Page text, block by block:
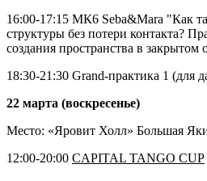
16:00-17:15 МК6 Seba&Mara "Как
структуры без потери контакта?
создания пространства в закрытом
18:30-21:30 Grand-практика 1 (для
22 марта (воскресенье)
Место: «Яровит Холл» Большая
12:00-20:00 CAPITAL TANGO CUP